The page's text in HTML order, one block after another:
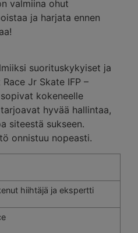
valmiina ohut
ja harjata ennen
suorituskykyiset ja
Jr Skate IFP –
kokeneelle
hyvää hallintaa,
siteestä sukseen.
onnistuu nopeasti.
hiihtäjä ja ekspertti